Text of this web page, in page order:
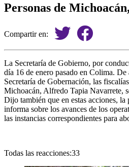
Personas de
Compartir en:
La Secretaría de Gobierno, por
día 16 de enero pasado en Colima.
Secretaría de Gobernación, las
Michoacán, Alfredo Tapia Navarrete,
Dijo también que en estas acciones,
informa sobre los avances de los
las instancias correspondientes para
Todas las reacciones:33